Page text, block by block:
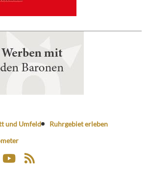
und Umfeld
Ruhrgebiet erleben